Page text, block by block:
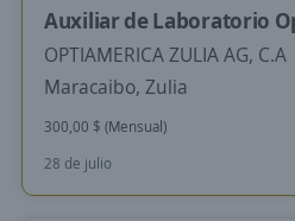
Auxiliar de Laboratorio
OPTIAMERICA ZULIA AG, C.A
Maracaibo, Zulia
300,00 $ (Mensual)
28 de julio